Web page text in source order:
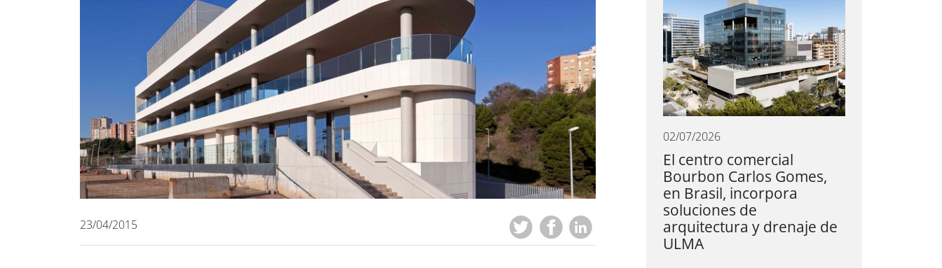
23/04/2015
02/07/2026
El centro comercial
Bourbon Carlos Gomes,
en Brasil, incorpora
soluciones de
arquitectura y drenaje de
ULMA